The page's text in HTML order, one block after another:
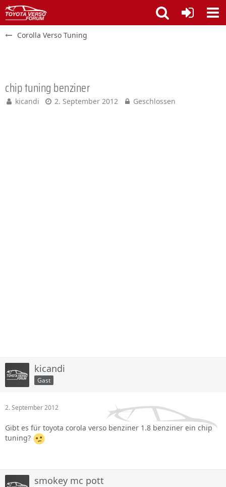
Corolla Verso Tuning
chip tuning benziner
kicandi 2. September 2012 Geschlossen
kicandi
Gast
2. September 2012
Gibt es für toyota corola verso benziner 1.8 benziner ein chip
tuning?
smokey mc pott